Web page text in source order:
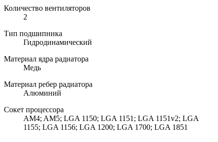
Количество вентиляторов
2
Тип подшипника
Гидродинамический
Материал ядра радиатора
Медь
Материал ребер радиатора
Алюминий
Сокет процессора
AM4; AM5; LGA 1150; LGA 1151; LGA 1151v2; LGA
1155; LGA 1156; LGA 1200; LGA 1700; LGA 1851